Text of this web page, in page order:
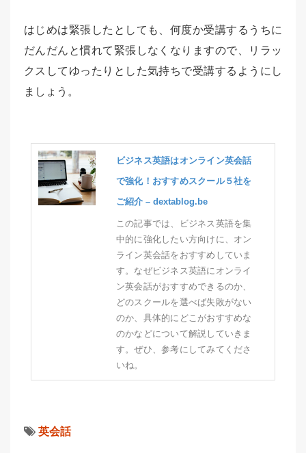
はじめは緊張したとしても、何度か受講するうちに
だんだんと慣れて緊張しなくなりますので、リラッ
クスしてゆったりとした気持ちで受講するようにし
ましょう。
ビジネス英語はオンライン英会話
で強化！おすすめスクール５社を
ご紹介 – dextablog.be
この記事では、ビジネス英語を集
中的に強化したい方向けに、オン
ライン英会話をおすすめしていま
す。なぜビジネス英語にオンライ
ン英会話がおすすめできるのか、
どのスクールを選べば失敗がない
のか、具体的にどこがおすすめな
のかなどについて解説していきま
す。ぜひ、参考にしてみてくださ
いね。
英会話